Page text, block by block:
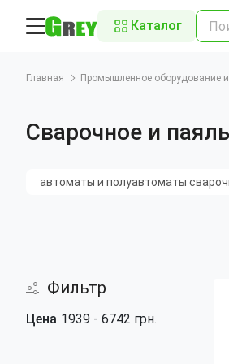
Каталог
Главная Промышленное оборудование и
Сварочное и
автоматы и полуавтоматы
Фильтр
1939 - 6742 грн.
Цена